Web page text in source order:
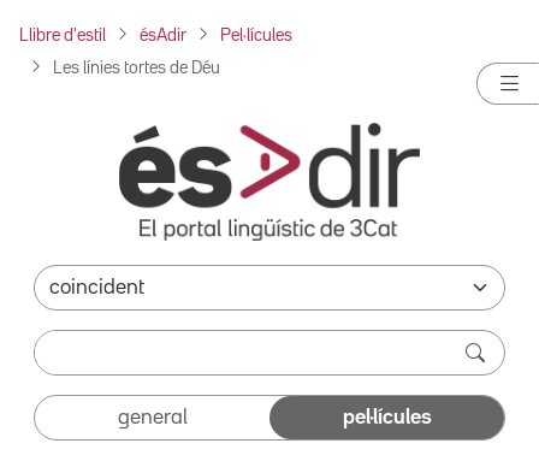
Llibre d'estil ésAdir Pel·lícules
Les línies tortes de Déu
general pel·lícules